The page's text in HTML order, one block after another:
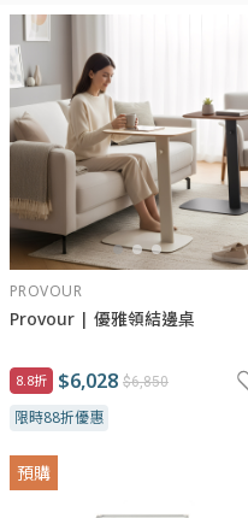
PROVOUR
Provour | 優雅領結邊桌
8.8折 $6,028 $6,850
限時88折優惠
預購